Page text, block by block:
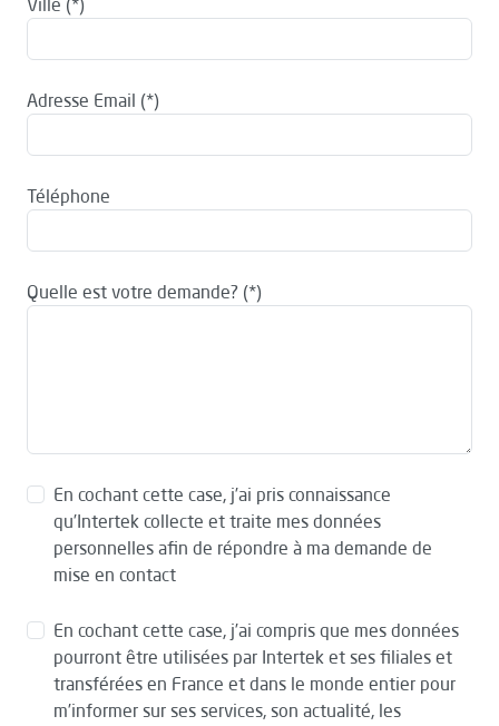
Ville
Adresse Email
Téléphone
Quelle est votre demande?
En cochant cette case, j’ai pris connaissance
qu’Intertek collecte et traite mes données
personnelles afin de répondre à ma demande de
mise en contact
En cochant cette case, j’ai compris que mes données
pourront être utilisées par Intertek et ses filiales et
transférées en France et dans le monde entier pour
m’informer sur ses services, son actualité, les